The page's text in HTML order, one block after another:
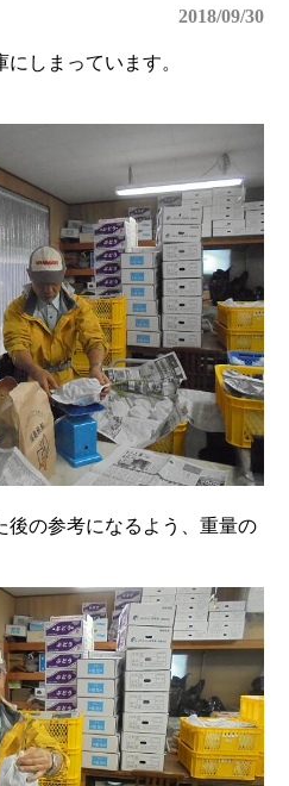
2018/09/30
しまっています。
後の参考になるよう、重量の